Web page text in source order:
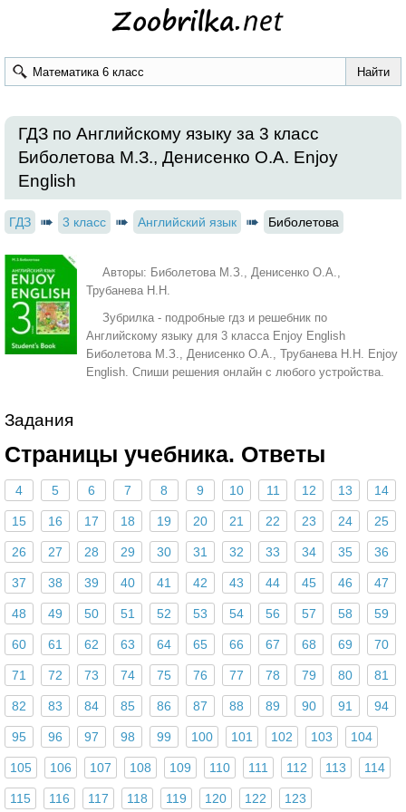
ГДЗ по Английскому языку за 3 класс
Биболетова М.З., Денисенко О.А. Enjoy
English
ГДЗ 3 класс Английский язык Биболетова
Авторы: Биболетова М.З., Денисенко О.А.,
Трубанева Н.Н.
Зубрилка - подробные гдз и решебник по
Английскому языку для 3 класса Enjoy English
Биболетова М.З., Денисенко О.А., Трубанева Н.Н. Enjoy
English. Спиши решения онлайн с любого устройства.
Задания
Страницы учебника. Ответы
4 5 6 7 8 9 10 11 12 13 14
15 16 17 18 19 20 21 22 23 24 25
26 27 28 29 30 31 32 33 34 35 36
37 38 39 40 41 42 43 44 45 46 47
48 49 50 51 52 53 54 56 57 58 59
60 61 62 63 64 65 66 67 68 69 70
71 72 73 74 75 76 77 78 79 80 81
82 83 84 85 86 87 88 89 90 91 94
95 96 97 98 99 100 101 102 103 104
105 106 107 108 109 110 111 112 113 114
115 116 117 118 119 120 122 123